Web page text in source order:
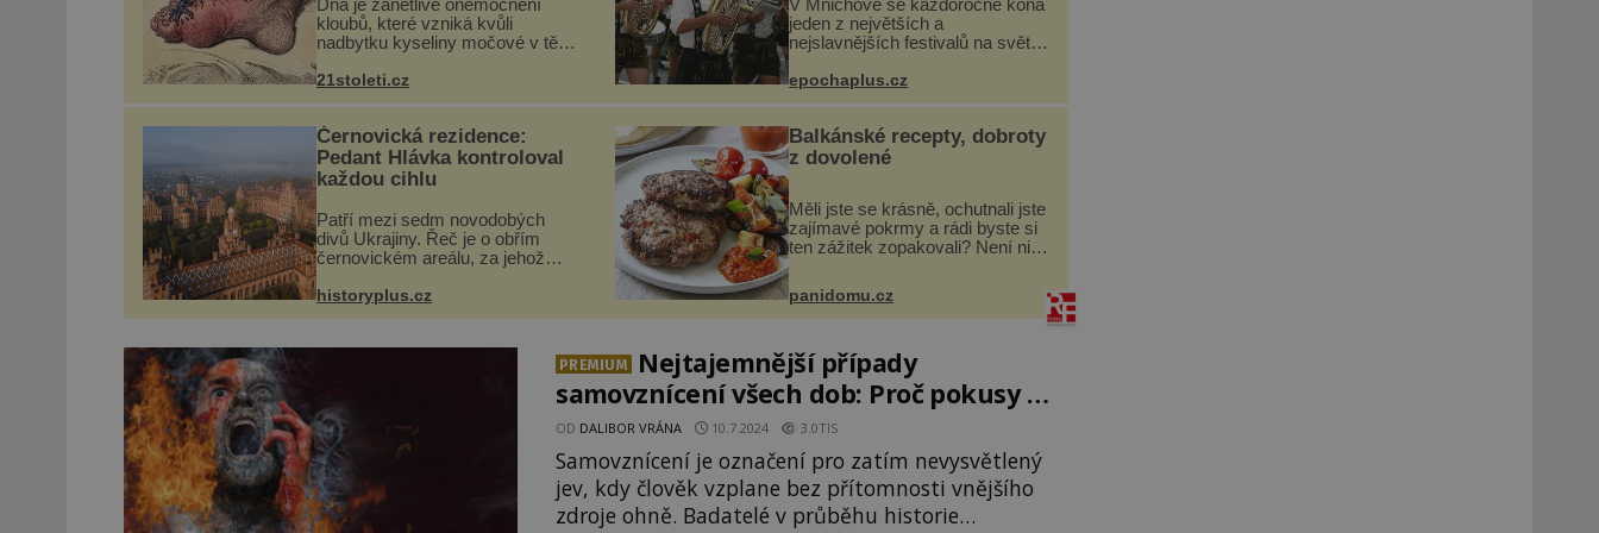
kloubů, které vzniká kvůli
nadbytku kyseliny močové v těle.
v blízkosti kloubů, nejčastěji
přitom postihuje palce na nohou,
21stoleti.cz
jeden z největších a
nejslavnějších festivalů na světě
miliony návštěvníků, kteří si
vychutnávají pivo, tradiční jídlo a
epochaplus.cz
Černovická rezidence:
Pedant Hlávka kontroloval
každou cihlu
Patří mezi sedm novodobých
divů Ukrajiny. Řeč je o obřím
černovickém areálu, za jehož
architekt Josef Hlávka. Ten si na
něm dal mimořádně záležet.
historyplus.cz
Balkánské recepty, dobroty
z dovolené
Měli jste se krásně, ochutnali jste
zajímavé pokrmy a rádi byste si
ten zážitek zopakovali? Není nic
Možná jste ji ochutnali na
dovolené v bývalé Jugoslávii, lze
ji vi...
panidomu.cz
PREMIUM
Nejtajemnější případy
samovznícení všech dob: Proč pokusy o
vysvětlení selhávají?
OD DALIBOR VRÁNA 10.7.2024 3.0TIS
Samovznícení je označení pro zatím nevysvětlený
jev, kdy člověk vzplane bez přítomnosti vnějšího
zdroje ohně. Badatelé v průběhu historie